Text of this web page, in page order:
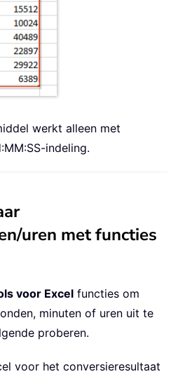
werkt alleen met
indeling.
uren met functies
voor Excel functies om
minuten of uren uit te
proberen.
voor het conversieresultaat